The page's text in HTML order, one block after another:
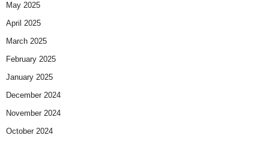
May 2025
April 2025
March 2025
February 2025
January 2025
December 2024
November 2024
October 2024